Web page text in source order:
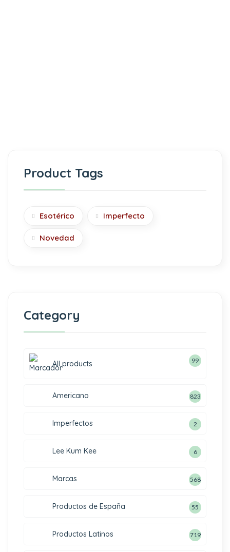
Product Tags
Esotérico Imperfecto
Novedad
Category
All products 99
Americano 823
Imperfectos 2
Lee Kum Kee 6
Marcas 568
Productos de España 55
Productos Latinos 719